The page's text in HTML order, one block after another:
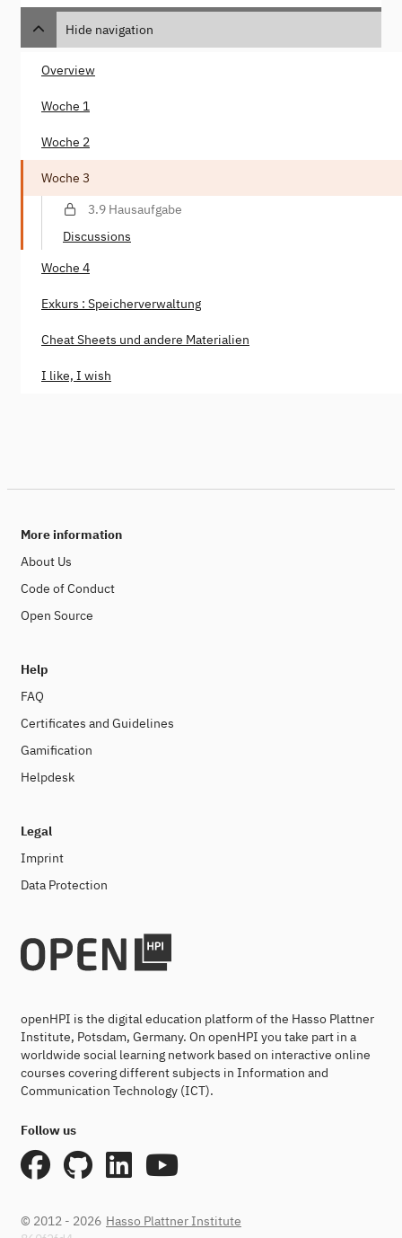
Hide navigation
Overview
Woche 1
Woche 2
Woche 3
3.9 Hausaufgabe
Discussions
Woche 4
Exkurs : Speicherverwaltung
Cheat Sheets und andere Materialien
I like, I wish
More information
About Us
Code of Conduct
Open Source
Help
FAQ
Certificates and Guidelines
Gamification
Helpdesk
Legal
Imprint
Data Protection
openHPI is the digital education platform of the Hasso Plattner
Institute, Potsdam, Germany. On openHPI you take part in a
worldwide social learning network based on interactive online
courses covering different subjects in Information and
Communication Technology (ICT).
Follow us
© 2012 - 2026 Hasso Plattner Institute